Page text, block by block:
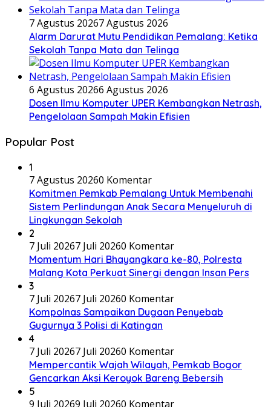
7 Agustus 20267 Agustus 2026
Alarm Darurat Mutu Pendidikan Pemalang: Ketika
Sekolah Tanpa Mata dan Telinga
6 Agustus 20266 Agustus 2026
Dosen Ilmu Komputer UPER Kembangkan Netrash,
Pengelolaan Sampah Makin Efisien
Popular Post
1
7 Agustus 20260 Komentar
Komitmen Pemkab Pemalang Untuk Membenahi
Sistem Perlindungan Anak Secara Menyeluruh di
Lingkungan Sekolah
2
7 Juli 20267 Juli 20260 Komentar
Momentum Hari Bhayangkara ke-80, Polresta
Malang Kota Perkuat Sinergi dengan Insan Pers
3
7 Juli 20267 Juli 20260 Komentar
Kompolnas Sampaikan Dugaan Penyebab
Gugurnya 3 Polisi di Katingan
4
7 Juli 20267 Juli 20260 Komentar
Mempercantik Wajah Wilayah, Pemkab Bogor
Gencarkan Aksi Keroyok Bareng Bebersih
5
9 Juli 20269 Juli 20260 Komentar